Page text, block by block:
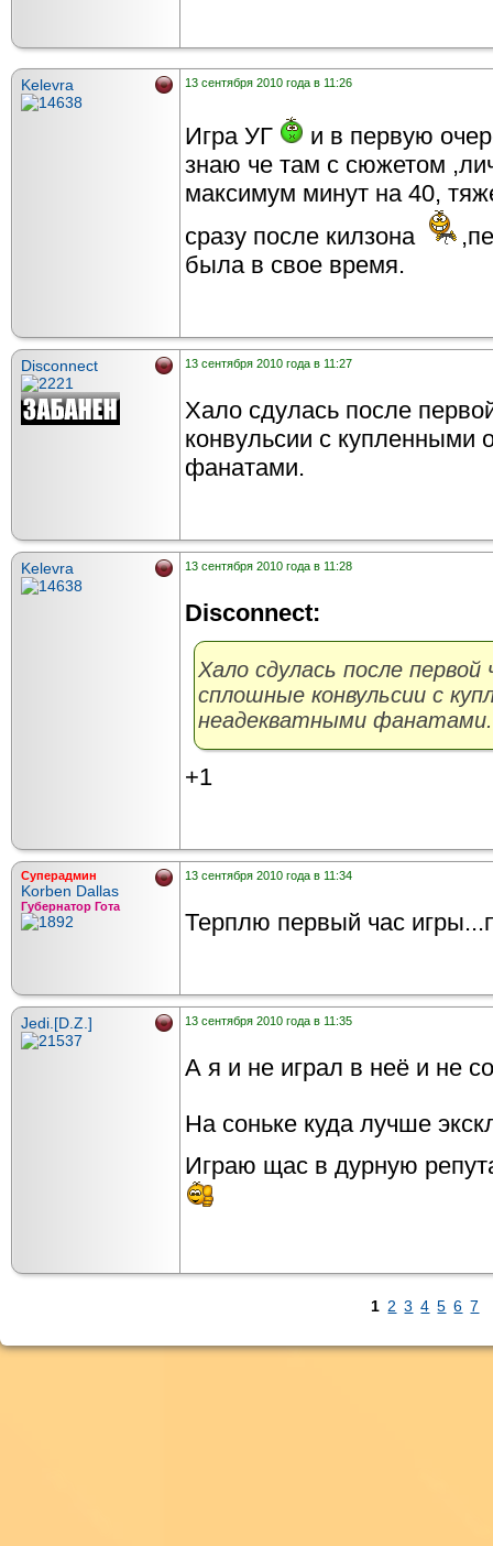
Kelevra 13 сентября 2010 года в 11:26
Игра УГ
и в первую
знаю че там с сюжетом
максимум минут на 40,
сразу после килзона
была в свое время.
Disconnect 13 сентября 2010 года в 11:27
Хало сдулась после
конвульсии с купленными
фанатами.
Kelevra 13 сентября 2010 года в 11:28
Disconnect:
Хало сдулась после
сплошные конвульсии с
неадекватными фанатами.
+1
Суперадмин
Korben Dallas
Губернатор Гота
13 сентября 2010 года в 11:34
Терплю первый час
Jedi.[D.Z.] 13 сентября 2010 года в 11:35
А я и не играл в неё и не
На соньке куда лучше
Играю щас в дурную
1 2 3 4 5 6 7